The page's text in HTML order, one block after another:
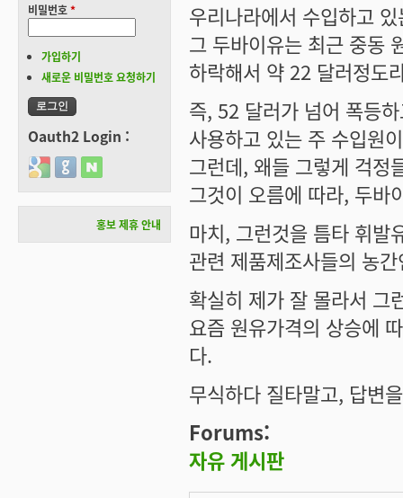
우리나라에서 수입하고
그 두바이유는 최근 중동
하락해서 약 22 달러정도
즉, 52 달러가 넘어 폭등
사용하고 있는 주 수입원
그런데, 왜들 그렇게 걱정
그것이 오름에 따라, 두바
마치, 그런것을 틈타 휘발
관련 제품제조사들의 농
확실히 제가 잘 몰라서 그
요즘 원유가격의 상승에
다.
무식하다 질타말고, 답변
Forums:
자유 게시판
비밀번호*
가입하기
새로운 비밀번호 요청하기
Oauth2 Login :
Login with Google
Login with GitHub
Login with Naver
홍보 제휴 안내